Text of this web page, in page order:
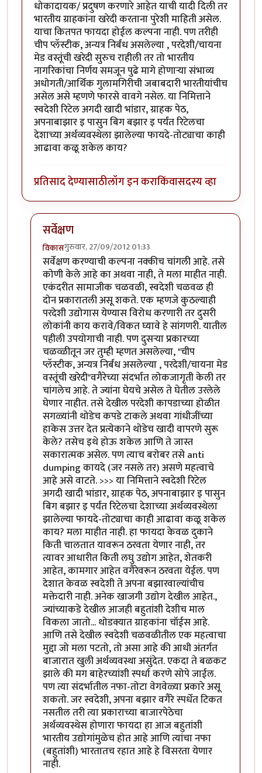
धोकादायक/ प्रदुषण करणारे आहेत याची यादी दिली तर
भारतीय ग्राहकांना खरेदी करताना पुरेशी माहिती असेल.
याचा कितपत फायदा होईल कल्पना नाही. पण तरीही
चीप प्लॅस्टीक, अन्यत्र निर्बंध असलेल्या , परदेशी/चायना
मेड वस्तूंची खरेदी सुरुच राहीली तर तो भारतीय
नागरिकांचा निर्णय समजून पुढे मागे होणार्‍या संभाव्य
अधोगती/आर्थिक गुलामगिरीची जबाबदारी भारतीयांचीच
असेल असे म्हणणे फारसे वावगे नसेल. या निमित्ताने
स्वदेशी रिटेल अगदी खादी भांडार, ग्राहक पेठ,
अपनाबाझार इ पासुन बिग बझार इ पर्यंत रिटेलचा
देशाच्या अर्थव्यवस्थेला झालेल्या फायदे-तोट्याचा काही
आढावा कळू शकेल काय?
प्रतिसाद देण्यासाठीलॉग इन कराकिंवासदस्य व्हा
सर्वेक्षण
विकासगुरुवार, 27/09/2012 01:33
In reply toस्वदेशी चळवळbyसहज
सर्वेक्षण करण्याची कल्पना नक्कीच चांगली आहे. तसे
कोणी केले आहे का अथवा नाही, ते मला माहीत नाही.
एकंदरीत सामाजीक चळवळी, स्वदेशी चळवळ ही
दोन प्रकारातली असू शकते. एक म्हणजे कुठल्याही
परदेशी उद्योगास येण्यास विरोध करणारी तर दुसरी
लोकांनी काय करावे/विकत घ्यावे हे सांगणरी. यातील
पहीली उपयोगाची नाही. पण दुसर्‍या प्रकारच्या
चळव्ळीतून जर तुम्ही म्हणत असलेल्या, "चीप
प्लॅस्टीक, अन्यत्र निर्बंध असलेल्या , परदेशी/चायना मेड
वस्तूंची खरेदी"वगैरेच्या संदर्भात लोकजागृती केली तर
चांगलेच आहे. ते ज्यांना घेयचे असेल ते घेतील उरलेले
घेणार नाहीत. तसे देखील परदेशी कापडाच्या होळीत
सगळ्यांनी थोडेच कपडे टाकले अथवा गांधीजींच्या
हाकेस उत्तर देत प्रत्येकाने थोडेच खादी वापरणे सुरू
केले? तसेच इथे होऊ शकेल आणि ते जास्त
सकारात्मक असेल. पण त्याच बरोबर तसे anti
dumping कायदे (जर नसले तर) असणे महत्वाचे
आहे असे वाटते. >>> या निमित्ताने स्वदेशी रिटेल
अगदी खादी भांडार, ग्राहक पेठ, अपनाबाझार इ पासुन
बिग बझार इ पर्यंत रिटेलचा देशाच्या अर्थव्यवस्थेला
झालेल्या फायदे-तोट्याचा काही आढावा कळू शकेल
काय? मला माहीत नाही. हा फायदा केवळ दुकाने
किती चालतात यावरून ठरवता येणार नाही, तर
त्यावर आधारीत किती लघु उद्योग आहेत, शेतकरी
आहेत, कामगार आहेत वगैरेवरून ठरवता येईल. पण
देशात केवळ स्वदेशी ते अपना बझारवाल्यांचीच
मक्तेदारी नाही. अनेक खाजगी उद्योग देखील आहेत.,
ज्यांच्याकडे देखील आजही बहुतांशी देशीच माल
विकला जातो... थोडक्यात ग्राहकांना चॉईस आहे.
आणि तसे देखील स्वदेशी चळवळीतील एक महत्वाचा
मुद्दा जो मला पटतो, तो असा आहे की आधी अंतर्गत
बाजारात खुली अर्थव्यवस्था असुंदेत. एकदा ते बळकट
झाले की मग बाहेरच्यांशी स्पर्धा करणे सोपे जाईल.
पण त्या संदर्भातील नफा-तोटा वेगवेळ्या प्रकारे असू
शकतो. जर स्वदेशी, अपना बझार वगैरे स्पर्धेत टिकत
नसतील तरी त्या प्रकाराच्या बाजारपेठेचा
अर्थव्यवस्थेस होणारा फायदा हा आज बहुतांशी
भारतीय उद्योगांमुळेच होत आहे आणि त्यांचा नफा
(बहुतांशी) भारतातच रहात आहे हे विसरता येणार
नाही.